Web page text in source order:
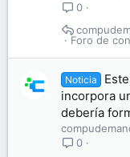
0
Foro de
Noticia
incorpora
debería
0